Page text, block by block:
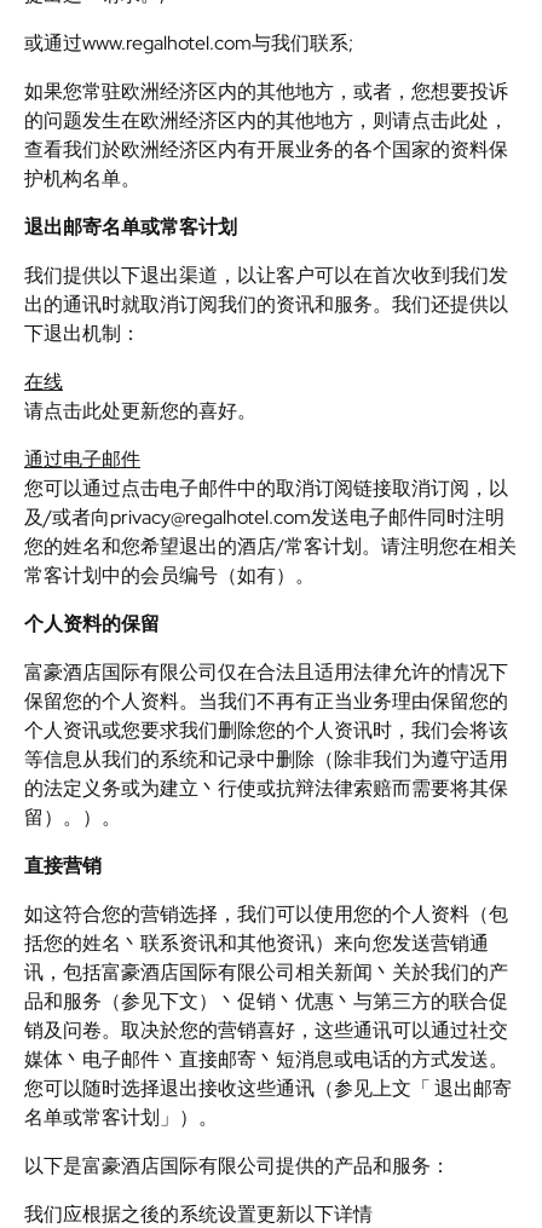
或通过www.regalhotel.com与我们联系;
如果您常驻欧洲经济区内的其他地方，或者，您想要投诉
的问题发生在欧洲经济区内的其他地方，则请点击此处，
查看我们於欧洲经济区内有开展业务的各个国家的资料保
护机构名单。
退出邮寄名单或常客计划
我们提供以下退出渠道，以让客户可以在首次收到我们发
出的通讯时就取消订阅我们的资讯和服务。我们还提供以
下退出机制：
在线
请点击此处更新您的喜好。
通过电子邮件
您可以通过点击电子邮件中的取消订阅链接取消订阅，以
及/或者向privacy@regalhotel.com发送电子邮件同时注明
您的姓名和您希望退出的酒店/常客计划。请注明您在相关
常客计划中的会员编号（如有）。
个人资料的保留
富豪酒店国际有限公司仅在合法且适用法律允许的情况下
保留您的个人资料。当我们不再有正当业务理由保留您的
个人资讯或您要求我们删除您的个人资讯时，我们会将该
等信息从我们的系统和记录中删除（除非我们为遵守适用
的法定义务或为建立丶行使或抗辩法律索赔而需要将其保
留）。）。
直接营销
如这符合您的营销选择，我们可以使用您的个人资料（包
括您的姓名丶联系资讯和其他资讯）来向您发送营销通
讯，包括富豪酒店国际有限公司相关新闻丶关於我们的产
品和服务（参见下文）丶促销丶优惠丶与第三方的联合促
销及问卷。取决於您的营销喜好，这些通讯可以通过社交
媒体丶电子邮件丶直接邮寄丶短消息或电话的方式发送。
您可以随时选择退出接收这些通讯（参见上文「退出邮寄
名单或常客计划」）。
以下是富豪酒店国际有限公司提供的产品和服务：
我们应根据之後的系统设置更新以下详情